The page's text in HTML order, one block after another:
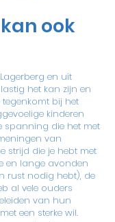
ook
en uit
het kan zijn en
bij het
kinderen
spanning die het met
van
strijd die je hebt met
en lange avonden
rust nodig hebt), de
al vele ouders
van hun
een sterke wil.